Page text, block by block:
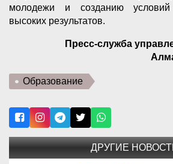
молодежи и созданию
высоких результатов.
Пресс-служба
Образование
ДРУГИЕ